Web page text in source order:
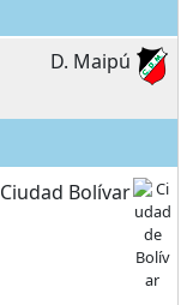
D. Maipú
Ciudad Bolívar